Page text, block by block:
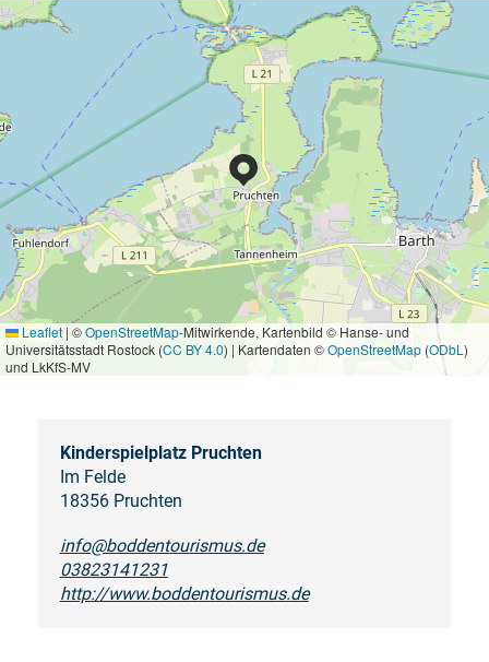
Leaflet | ©OpenStreetMap-Mitwirkende, Kartenbild © Hanse- und
Universitätsstadt Rostock (CC BY 4.0) | Kartendaten ©OpenStreetMap (ODbL )
und LkKfS-MV
Kinderspielplatz Pruchten
Im Felde
18356 Pruchten
info@boddentourismus.de
03823141231
http://www.boddentourismus.de